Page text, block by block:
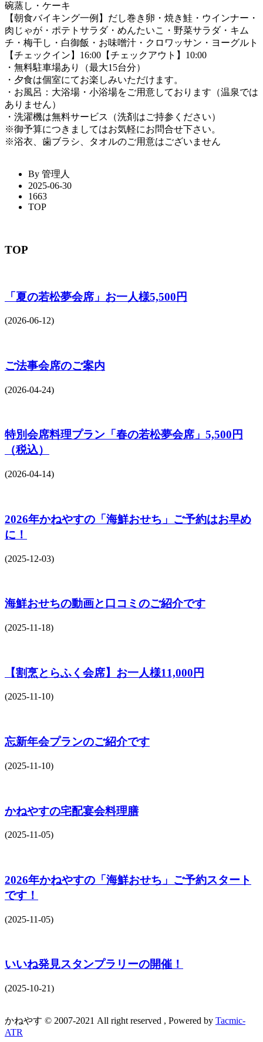
碗蒸し・ケーキ
【朝食バイキング一例】だし巻き卵・焼き鮭・ウインナー・
肉じゃが・ポテトサラダ・めんたいこ・野菜サラダ・キム
チ・梅干し・白御飯・お味噌汁・クロワッサン・ヨーグルト
【チェックイン】16:00【チェックアウト】10:00
・無料駐車場あり（最大15台分）
・夕食は個室にてお楽しみいただけます。
・お風呂：大浴場・小浴場をご用意しております（温泉では
ありません）
・洗濯機は無料サービス（洗剤はご持参ください）
※御予算につきましてはお気軽にお問合せ下さい。
※浴衣、歯ブラシ、タオルのご用意はございません
By 管理人
2025-06-30
1663
TOP
TOP
「夏の若松夢会席」お一人様5,500円
(2026-06-12)
ご法事会席のご案内
(2026-04-24)
特別会席料理プラン「春の若松夢会席」5,500円
（税込）
(2026-04-14)
2026年かねやすの「海鮮おせち」ご予約はお早め
に！
(2025-12-03)
海鮮おせちの動画と口コミのご紹介です
(2025-11-18)
【割烹とらふく会席】お一人様11,000円
(2025-11-10)
忘新年会プランのご紹介です
(2025-11-10)
かねやすの宅配宴会料理膳
(2025-11-05)
2026年かねやすの「海鮮おせち」ご予約スタート
です！
(2025-11-05)
いいね発見スタンプラリーの開催！
(2025-10-21)
かねやす © 2007-2021 All right reserved , Powered by Tacmic-
ATR